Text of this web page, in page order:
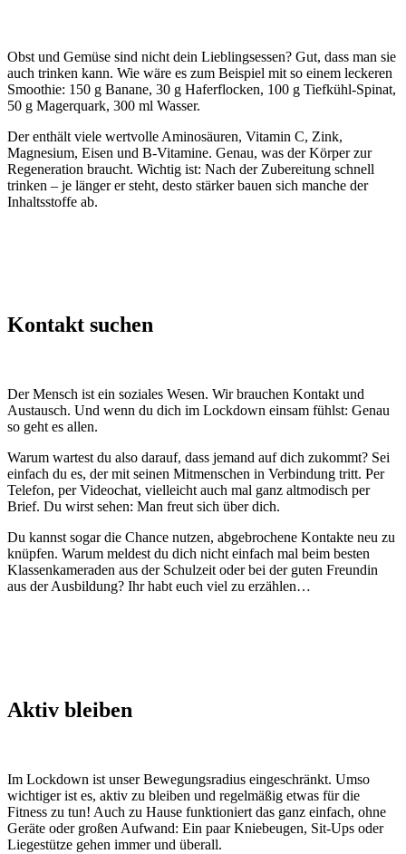
Obst und Gemüse sind nicht dein Lieblingsessen? Gut, dass man sie
auch trinken kann. Wie wäre es zum Beispiel mit so einem leckeren
Smoothie: 150 g Banane, 30 g Haferflocken, 100 g Tiefkühl-Spinat,
50 g Magerquark, 300 ml Wasser.
Der enthält viele wertvolle Aminosäuren, Vitamin C, Zink,
Magnesium, Eisen und B-Vitamine. Genau, was der Körper zur
Regeneration braucht. Wichtig ist: Nach der Zubereitung schnell
trinken – je länger er steht, desto stärker bauen sich manche der
Inhaltsstoffe ab.
Kontakt suchen
Der Mensch ist ein soziales Wesen. Wir brauchen Kontakt und
Austausch. Und wenn du dich im Lockdown einsam fühlst: Genau
so geht es allen.
Warum wartest du also darauf, dass jemand auf dich zukommt? Sei
einfach du es, der mit seinen Mitmenschen in Verbindung tritt. Per
Telefon, per Videochat, vielleicht auch mal ganz altmodisch per
Brief. Du wirst sehen: Man freut sich über dich.
Du kannst sogar die Chance nutzen, abgebrochene Kontakte neu zu
knüpfen. Warum meldest du dich nicht einfach mal beim besten
Klassenkameraden aus der Schulzeit oder bei der guten Freundin
aus der Ausbildung? Ihr habt euch viel zu erzählen…
Aktiv bleiben
Im Lockdown ist unser Bewegungsradius eingeschränkt. Umso
wichtiger ist es, aktiv zu bleiben und regelmäßig etwas für die
Fitness zu tun! Auch zu Hause funktioniert das ganz einfach, ohne
Geräte oder großen Aufwand: Ein paar Kniebeugen, Sit-Ups oder
Liegestütze gehen immer und überall.